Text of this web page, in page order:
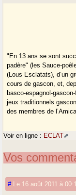
"En 13 ans se sont
padère" (les Sauce-
(Lous Esclatats), d’un
cours de gascon, et,
basco-espagnol-
jeux traditionnels
des membres de
Voir en ligne : ECLAT
Vos
# Le 16 août 2011 à